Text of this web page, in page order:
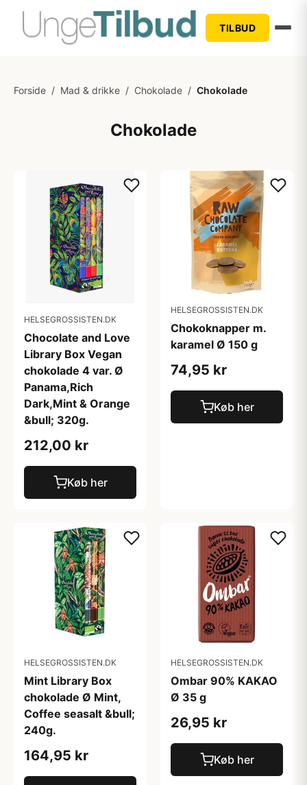
TILBUD
Forside / Mad & drikke / Chokolade / Chokolade
Chokolade
HELSEGROSSISTEN.DK
Chocolate and Love
Library Box Vegan
chokolade 4 var. Ø
Panama,Rich
Dark,Mint & Orange
&bull; 320g.
212,00 kr
Køb her
HELSEGROSSISTEN.DK
Chokoknapper m.
karamel Ø 150 g
74,95 kr
Køb her
HELSEGROSSISTEN.DK
Mint Library Box
chokolade Ø Mint,
Coffee seasalt &bull;
240g.
164,95 kr
HELSEGROSSISTEN.DK
Ombar 90% KAKAO
Ø 35 g
26,95 kr
Køb her